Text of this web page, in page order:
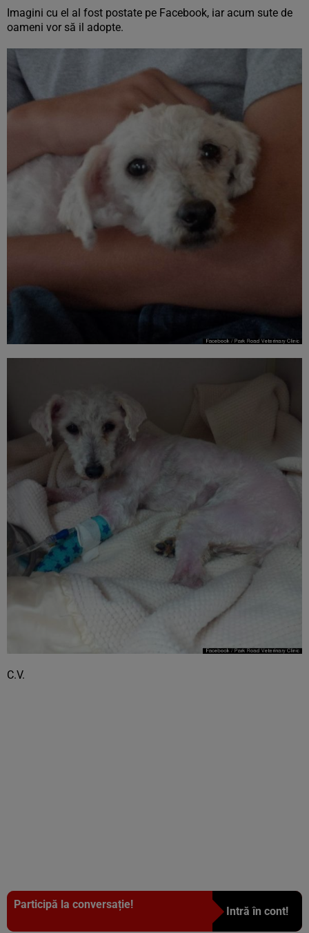
Imagini cu el al fost postate pe Facebook, iar acum sute de
oameni vor să il adopte.
C.V.
Participă la conversație!
Intră în cont!